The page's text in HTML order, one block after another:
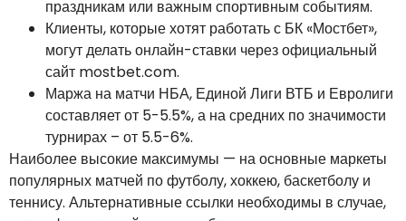
праздникам или важным спортивным событиям.
Клиенты, которые хотят работать с БК «Мостбет»,
могут делать онлайн-ставки через официальный
сайт mostbet.com.
Маржа на матчи НБА, Единой Лиги ВТБ и Евролиги
составляет от 5-5.5%, а на средних по значимости
турнирах – от 5.5-6%.
Наиболее высокие максимумы — на основные маркеты
популярных матчей по футболу, хоккею, баскетболу и
теннису. Альтернативные ссылки необходимы в случае,